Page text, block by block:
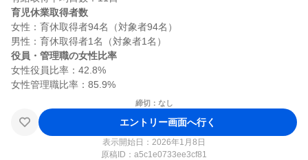
育児休業取得者数
女性：育休取得者94名（対象者94名）
役員・管理職の女性比率
女性役員比率：42.8%
締切：なし
エントリー画面へ行く
表示開始日：2026年1月8日
原稿ID： a5c1e0733ee3cf81